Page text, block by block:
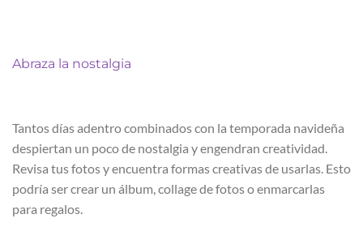
Abraza la nostalgia
Tantos días adentro combinados con la temporada navideña
despiertan un poco de nostalgia y engendran creatividad.
Revisa tus fotos y encuentra formas creativas de usarlas. Esto
podría ser crear un álbum, collage de fotos o enmarcarlas
para regalos.